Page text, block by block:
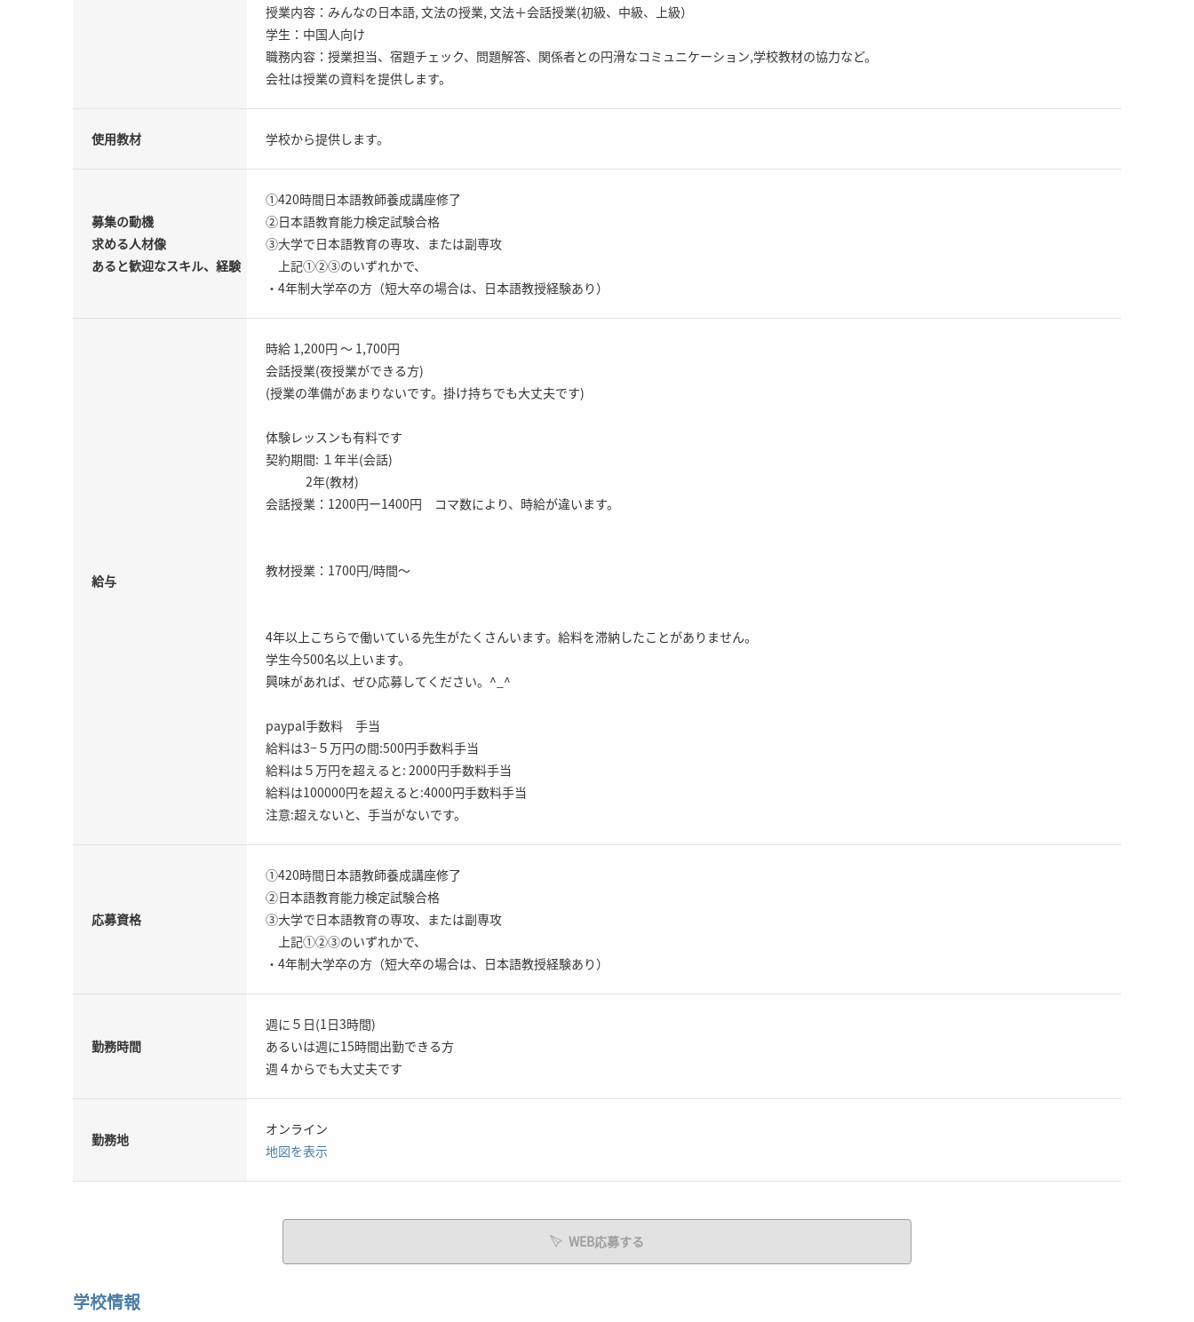
授業内容：みんなの日本語, 文法の授業, 文法＋会話授業(初級、中級、上級）
学生：中国人向け
職務内容：授業担当、宿題チェック、問題解答、関係者との円滑なコミュニケーション,学校教材の協力など。
会社は授業の資料を提供します。
使用教材 学校から提供します。
募集の動機
求める人材像
あると歓迎なスキル、経験
①420時間日本語教師養成講座修了
②日本語教育能力検定試験合格
③大学で日本語教育の専攻、または副専攻
上記①②③のいずれかで、
・4年制大学卒の方（短大卒の場合は、日本語教授経験あり）
給与
時給 1,200円 ～ 1,700円
会話授業(夜授業ができる方)
(授業の準備があまりないです。掛け持ちでも大丈夫です)
体験レッスンも有料です
契約期間: １年半(会話)
2年(教材)
会話授業：1200円ー1400円 コマ数により、時給が違います。
教材授業：1700円/時間〜
4年以上こちらで働いている先生がたくさんいます。給料を滞納したことがありません。
学生今500名以上います。
興味があれば、ぜひ応募してください。^_^
paypal手数料 手当
給料は3−５万円の間:500円手数料手当
給料は５万円を超えると: 2000円手数料手当
給料は100000円を超えると:4000円手数料手当
注意:超えないと、手当がないです。
応募資格
①420時間日本語教師養成講座修了
②日本語教育能力検定試験合格
③大学で日本語教育の専攻、または副専攻
上記①②③のいずれかで、
・4年制大学卒の方（短大卒の場合は、日本語教授経験あり）
勤務時間
週に５日(1日3時間)
あるいは週に15時間出勤できる方
週４からでも大丈夫です
勤務地
オンライン
地図を表示
WEB応募する
学校情報